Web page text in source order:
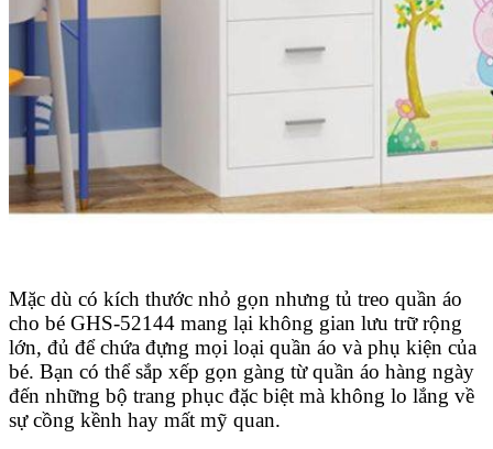
Mặc dù có kích thước nhỏ gọn nhưng tủ treo quần áo
cho bé GHS-52144 mang lại không gian lưu trữ rộng
lớn, đủ để chứa đựng mọi loại quần áo và phụ kiện của
bé. Bạn có thể sắp xếp gọn gàng từ quần áo hàng ngày
đến những bộ trang phục đặc biệt mà không lo lắng về
sự cồng kềnh hay mất mỹ quan.